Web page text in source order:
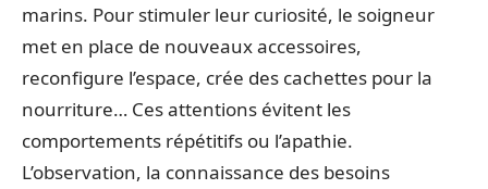
marins. Pour stimuler leur curiosité, le soigneur
met en place de nouveaux accessoires,
reconfigure l’espace, crée des cachettes pour la
nourriture… Ces attentions évitent les
comportements répétitifs ou l’apathie.
L’observation, la connaissance des besoins